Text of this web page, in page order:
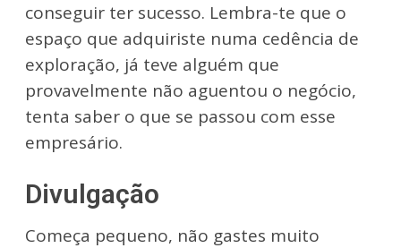
conseguir ter sucesso. Lembra-te que o
espaço que adquiriste numa cedência de
exploração, já teve alguém que
provavelmente não aguentou o negócio,
tenta saber o que se passou com esse
empresário.
Divulgação
Começa pequeno, não gastes muito